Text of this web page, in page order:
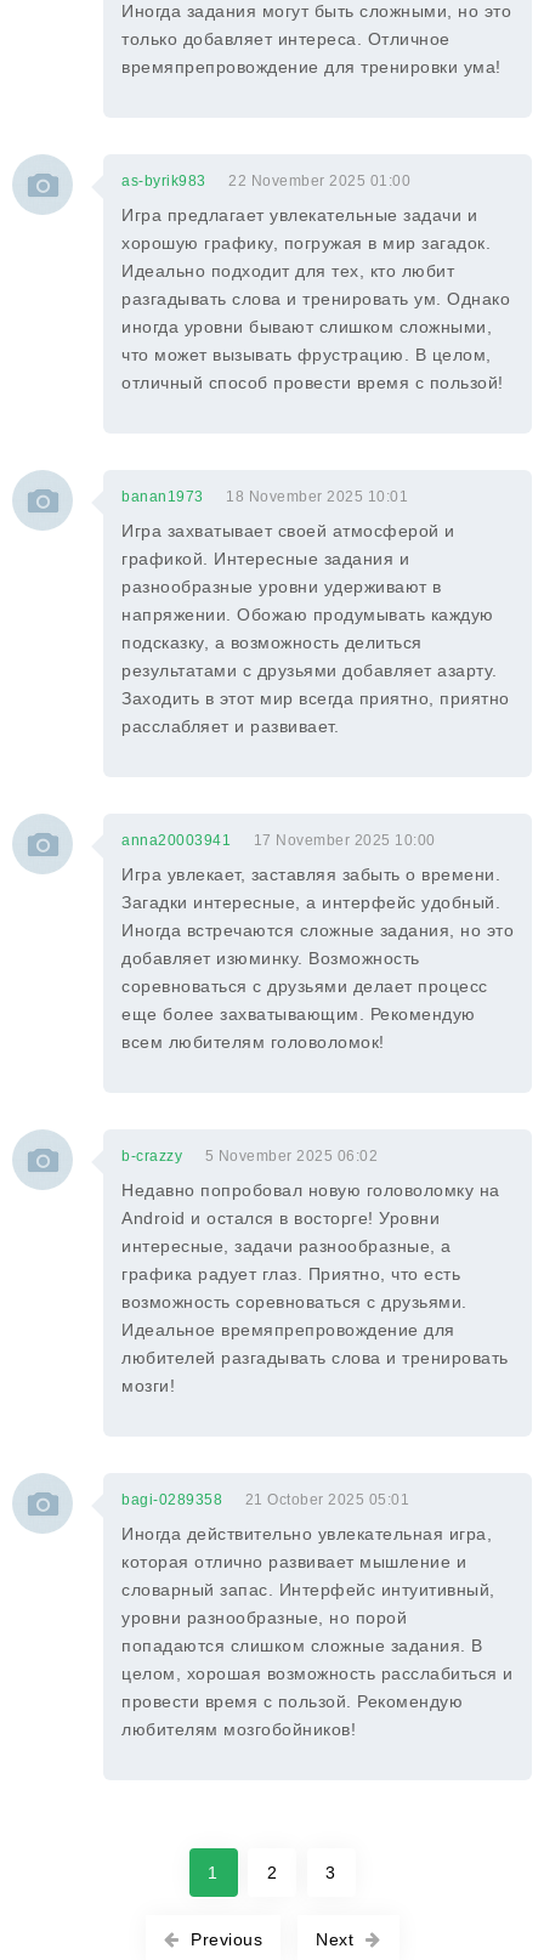
Иногда задания могут быть сложными, но это
только добавляет интереса. Отличное
времяпрепровождение для тренировки ума!
as-byrik983 22 November 2025 01:00
Игра предлагает увлекательные задачи и
хорошую графику, погружая в мир загадок.
Идеально подходит для тех, кто любит
разгадывать слова и тренировать ум. Однако
иногда уровни бывают слишком сложными,
что может вызывать фрустрацию. В целом,
отличный способ провести время с пользой!
banan1973 18 November 2025 10:01
Игра захватывает своей атмосферой и
графикой. Интересные задания и
разнообразные уровни удерживают в
напряжении. Обожаю продумывать каждую
подсказку, а возможность делиться
результатами с друзьями добавляет азарту.
Заходить в этот мир всегда приятно, приятно
расслабляет и развивает.
anna20003941 17 November 2025 10:00
Игра увлекает, заставляя забыть о времени.
Загадки интересные, а интерфейс удобный.
Иногда встречаются сложные задания, но это
добавляет изюминку. Возможность
соревноваться с друзьями делает процесс
еще более захватывающим. Рекомендую
всем любителям головоломок!
b-crazzy 5 November 2025 06:02
Недавно попробовал новую головоломку на
Android и остался в восторге! Уровни
интересные, задачи разнообразные, а
графика радует глаз. Приятно, что есть
возможность соревноваться с друзьями.
Идеальное времяпрепровождение для
любителей разгадывать слова и тренировать
мозги!
bagi-0289358 21 October 2025 05:01
Иногда действительно увлекательная игра,
которая отлично развивает мышление и
словарный запас. Интерфейс интуитивный,
уровни разнообразные, но порой
попадаются слишком сложные задания. В
целом, хорошая возможность расслабиться и
провести время с пользой. Рекомендую
любителям мозгобойников!
Previous
1 2 3
Next